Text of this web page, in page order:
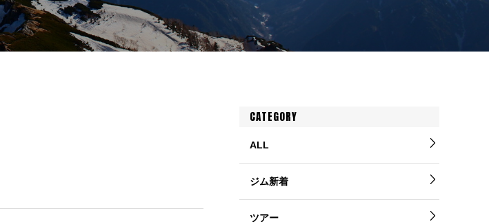
CATEGORY
ALL
ジム新着
ツアー